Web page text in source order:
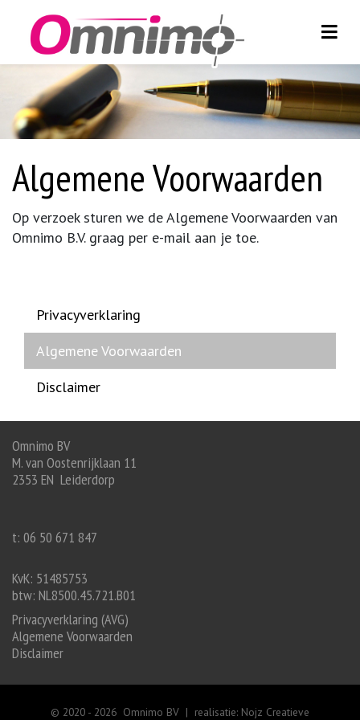
Skip to content
Privacyverklaring
Algemene Voorwaarden
Disclaimer
Algemene Voorwaarden
Op verzoek sturen we de Algemene Voorwaarden van
Omnimo B.V. graag per e-mail aan je toe.
Omnimo BV
M. van Oostenrijklaan 11
2353 EN Leiderdorp
t: 06 50 671 847
KvK: 51485753
btw: NL8500.45.721.B01
Privacyverklaring (AVG)
Algemene Voorwaarden
Disclaimer
© 2020 - 2026 Omnimo BV | realisatie: Nojz Creatieve